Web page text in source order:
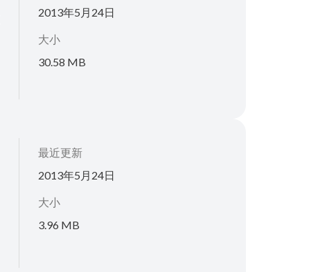
2013年5月24日
大小
30.58 MB
最近更新
2013年5月24日
大小
3.96 MB